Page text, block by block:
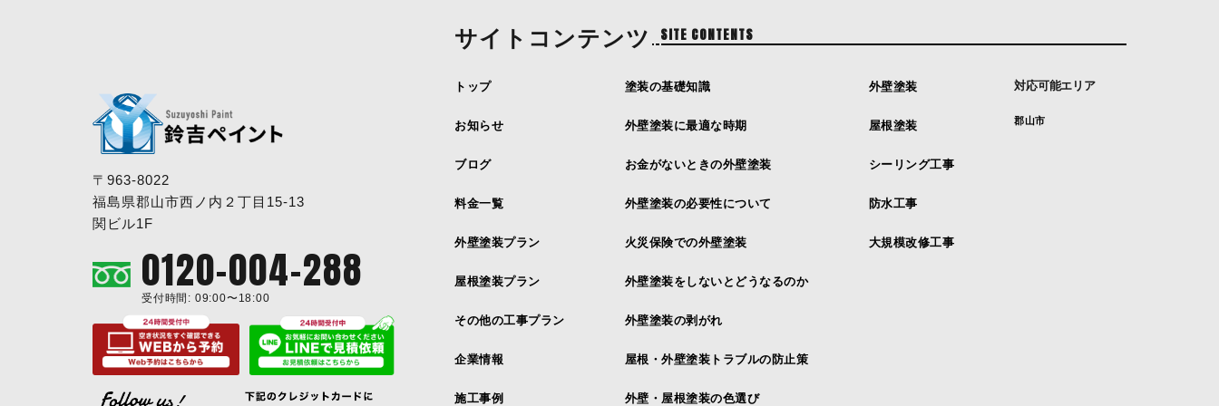
〒963-8022
福島県郡山市西ノ内２丁目15-13
関ビル1F
0120-004-288
受付時間: 09:00〜18:00
サイトコンテンツ SITE CONTENTS
トップ
お知らせ
ブログ
料金一覧
外壁塗装プラン
屋根塗装プラン
その他の工事プラン
企業情報
施工事例
塗装の基礎知識
外壁塗装に最適な時期
お金がないときの外壁塗装
外壁塗装の必要性について
火災保険での外壁塗装
外壁塗装をしないとどうなるのか
外壁塗装の剥がれ
屋根・外壁塗装トラブルの防止策
外壁・屋根塗装の色選び
外壁塗装
屋根塗装
シーリング工事
防水工事
大規模改修工事
対応可能エリア
郡山市